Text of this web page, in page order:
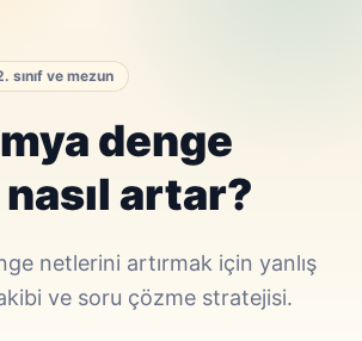
sınıf ve mezun
denge
artar?
netlerini artırmak için yanlış
ve soru çözme stratejisi.